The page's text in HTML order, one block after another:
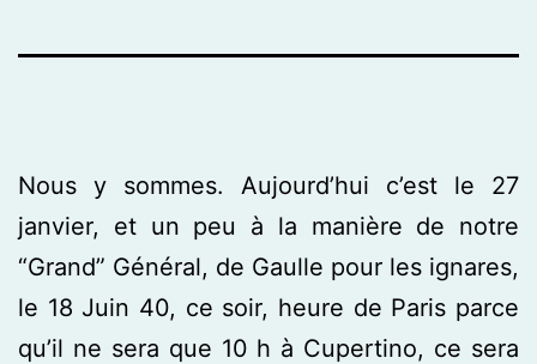
Nous y sommes. Aujourd’hui c’est le 27
janvier, et un peu à la manière de notre
“Grand” Général, de Gaulle pour les ignares,
le 18 Juin 40, ce soir, heure de Paris parce
qu’il ne sera que 10 h à Cupertino, ce sera